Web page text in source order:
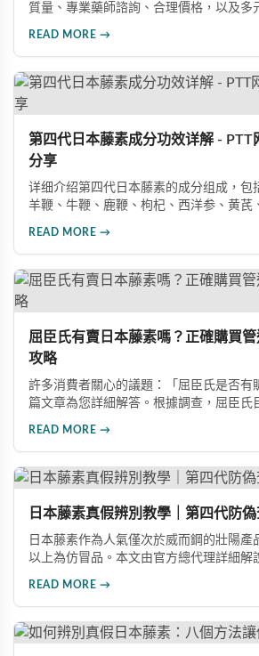
質量、專業藥師諮詢、合理價格，以及多
善的售後服務。
READ MORE →
第四代日本藤素成分功效详解 - PTT
分享
详细介绍第四代日本藤素的成分组成，包
羊鞭、牛鞭、鹿鞭、枸杞、西洋参、黄芪
READ MORE →
屈臣氏有賣日本藤素嗎？正確購買
攻略
許多消費者關心的議題：「屈臣氏是否有
篇文章為您詳細解答。根據調查，屈臣氏
台，並提供完整的防偽辨識方法，幫助消
READ MORE →
日本藤素真假辨別教學｜第四代防
日本藤素作為人氣僅次於威而鋼的壯陽產
以上為仿冒品。本文由官方總代理詳細解
原裝進口正品。
READ MORE →